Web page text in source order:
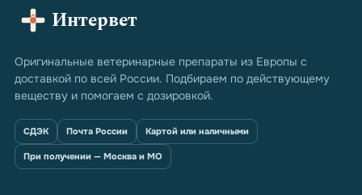
Интервет
Оригинальные ветеринарные препараты из Европы с
доставкой по всей России. Подбираем по действующему
веществу и помогаем с дозировкой.
СДЭК Почта России Картой или наличными
При получении — Москва и МО